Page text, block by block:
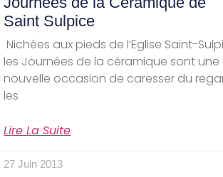
Saint Sulpice
Nichées aux pieds de l’Eglise Saint-
les Journées de la céramique sont une
nouvelle occasion de caresser du
les
Lire La Suite
27 Juin 2013